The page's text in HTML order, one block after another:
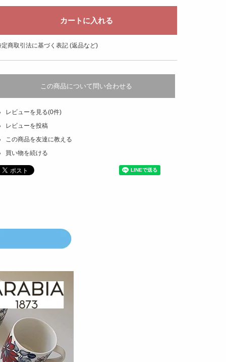
定商取引法に基づく表記 (返品など)
この商品について問い合わせる
レビューを見る(0件)
レビューを投稿
この商品を友達に教える
買い物を続ける